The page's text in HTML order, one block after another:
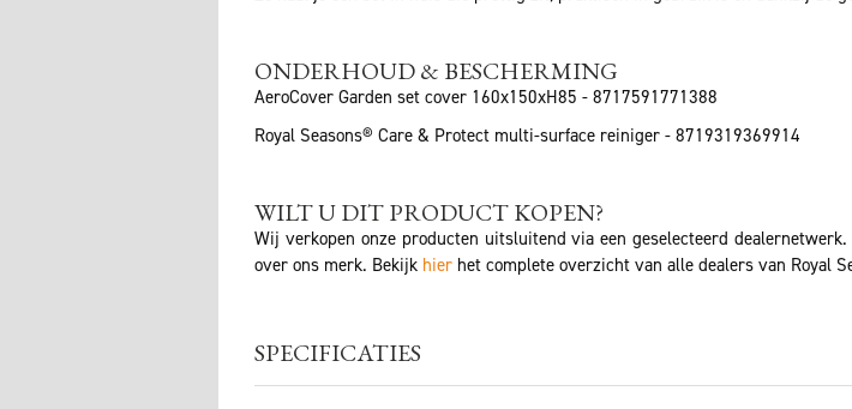
ONDERHOUD & BESCHERMING
AeroCover Garden set cover 160x150xH85 - 8717591771388
Royal Seasons® Care & Protect multi-surface reiniger - 8719319369914
WILT U DIT PRODUCT KOPEN?
Wij verkopen onze producten uitsluitend via een geselecteerd
over ons merk. Bekijk hier het complete overzicht van alle dealers van Royal
SPECIFICATIES